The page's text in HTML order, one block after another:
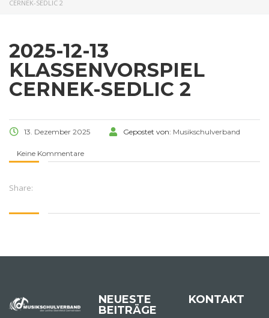
CERNEK-SEDLIC 2
2025-12-13
KLASSENVORSPIEL
CERNEK-SEDLIC 2
13. Dezember 2025 Gepostet von: Musikschulverband
Keine Kommentare
Share:
NEUESTE
BEITRÄGE
KONTAKT